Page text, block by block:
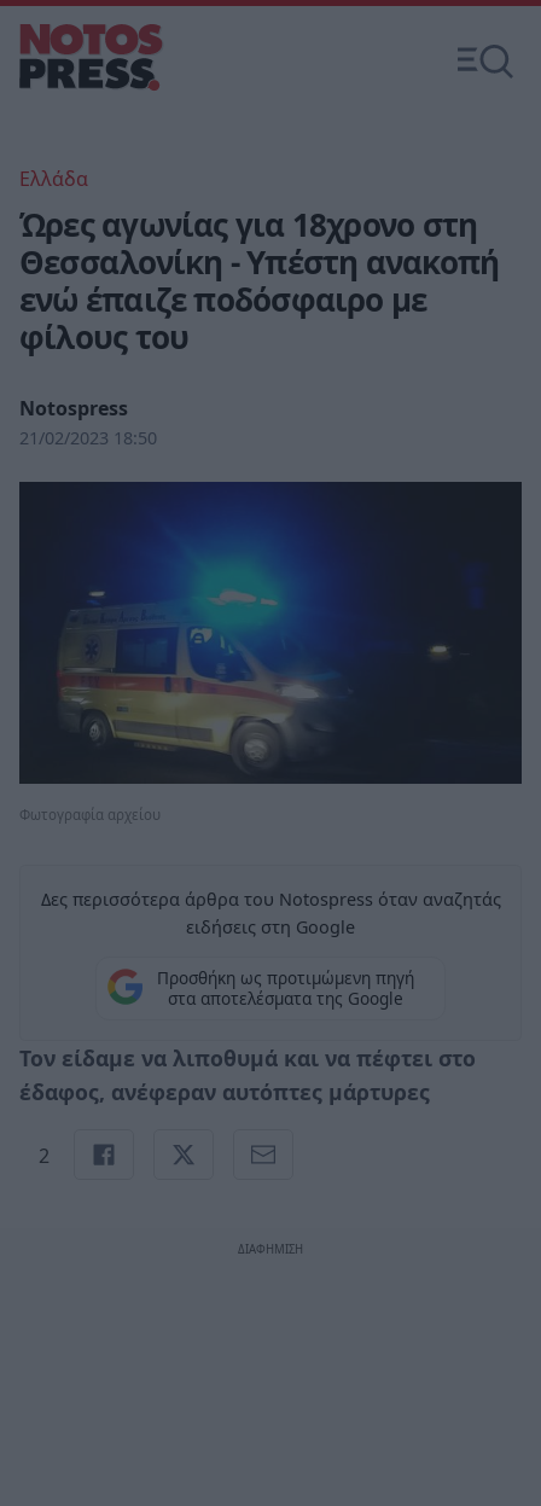
Ελλάδα
Ώρες αγωνίας για 18χρονο στη
Θεσσαλονίκη - Υπέστη ανακοπή
ενώ έπαιζε ποδόσφαιρο με
φίλους του
Notospress
21/02/2023 18:50
Φωτογραφία αρχείου
Δες περισσότερα άρθρα του Notospress όταν αναζητάς
ειδήσεις στη Google
Προσθήκη ως προτιμώμενη πηγή
στα αποτελέσματα της Google
Τον είδαμε να λιποθυμά και να πέφτει στο
έδαφος, ανέφεραν αυτόπτες μάρτυρες
2